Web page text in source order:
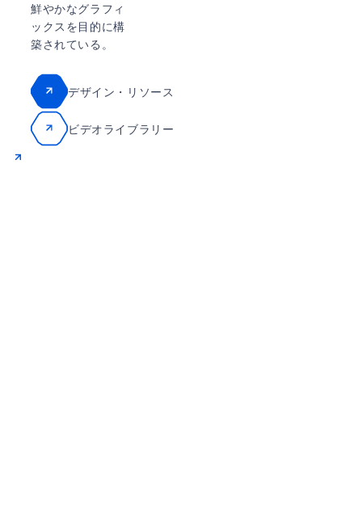
鮮やかなグラフィ
ックスを目的に構
築されている。
デザイン・リソース
ビデオライブラリー